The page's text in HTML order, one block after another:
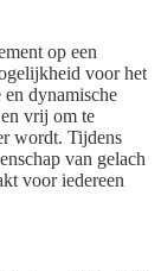
op een
voor het
en dynamische
vrij om te
wordt. Tijdens
van gelach
voor iedereen